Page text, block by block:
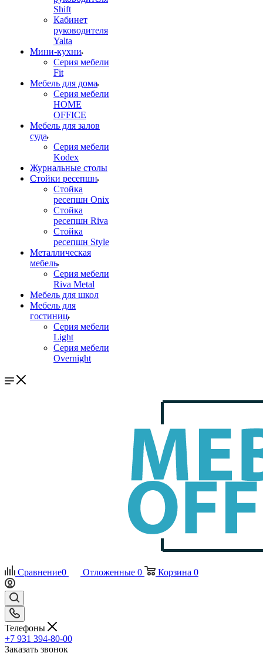
Shift
Кабинет
руководителя
Yalta
Мини-кухни
Серия мебели
Fit
Мебель для дома
Серия мебели
HOME
OFFICE
Мебель для залов
суда
Серия мебели
Kodex
Журнальные столы
Стойки ресепшн
Стойка
ресепшн Onix
Стойка
ресепшн Riva
Стойка
ресепшн Style
Металлическая
мебель
Серия мебели
Riva Metal
Мебель для школ
Мебель для
гостиниц
Серия мебели
Light
Серия мебели
Overnight
Сравнение0 Отложенные 0 Корзина 0
Телефоны
+7 931 394-80-00
Заказать звонок